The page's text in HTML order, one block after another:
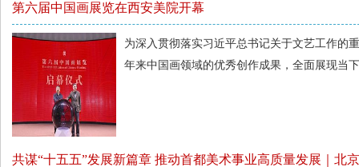
第六届中国画展览在西安美院开幕
为深入贯彻落实习近平总书记关于文艺工作的
年来中国画领域的优秀创作成果，全面展现当
共谋“十五五”发展新篇章 推动首都美术事业高质量发展｜北